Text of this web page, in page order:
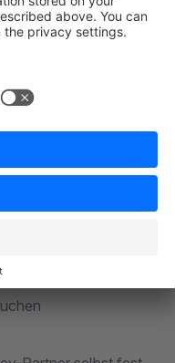
bildet die Basis für alle